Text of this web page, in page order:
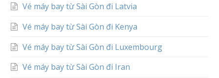
Vé máy bay từ Sài Gòn đi Latvia
Vé máy bay từ Sài Gòn đi Kenya
Vé máy bay từ Sài Gòn đi Luxembourg
Vé máy bay từ Sài Gòn đi Iran